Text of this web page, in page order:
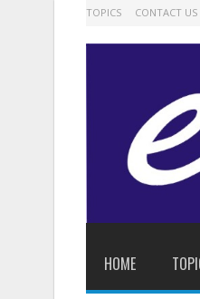
TOPICS CONTACT US
HOME